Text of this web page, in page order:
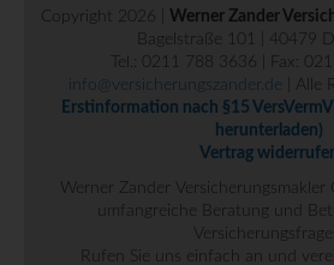
Copyright 2026 | Werner Zander
Bagelstraße 101 | 40479
Tel.: 0211 788 3636 | Fax:
info@versicherungszander.de
| Alle
Erstinformation nach §15
herunterladen)
Vertrag
Werner Zander Versicherungsmakler
umfangreiche Beratung und
Rufen Sie uns einfach an und